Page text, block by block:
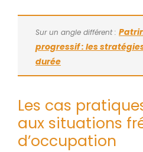
Sur un angle différent :
progressif : les
durée
Les cas
aux situations
d’occupation